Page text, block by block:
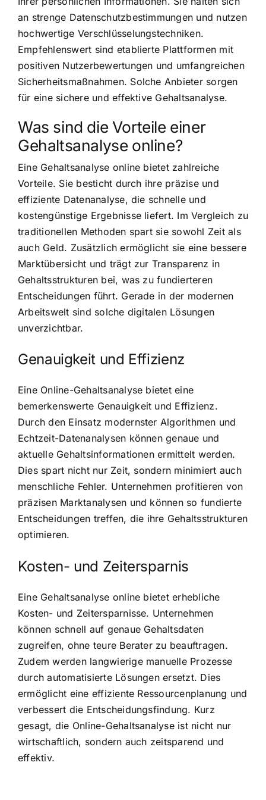
an strenge Datenschutzbestimmungen und nutzen
hochwertige Verschlüsselungstechniken.
Empfehlenswert sind etablierte Plattformen mit
positiven Nutzerbewertungen und umfangreichen
Sicherheitsmaßnahmen. Solche Anbieter sorgen
für eine sichere und effektive Gehaltsanalyse.
Was sind die Vorteile einer
Gehaltsanalyse online?
Eine Gehaltsanalyse online bietet zahlreiche
Vorteile. Sie besticht durch ihre präzise und
effiziente Datenanalyse, die schnelle und
kostengünstige Ergebnisse liefert. Im Vergleich zu
traditionellen Methoden spart sie sowohl Zeit als
auch Geld. Zusätzlich ermöglicht sie eine bessere
Marktübersicht und trägt zur Transparenz in
Gehaltsstrukturen bei, was zu fundierteren
Entscheidungen führt. Gerade in der modernen
Arbeitswelt sind solche digitalen Lösungen
unverzichtbar.
Genauigkeit und Effizienz
Eine Online-Gehaltsanalyse bietet eine
bemerkenswerte Genauigkeit und Effizienz.
Durch den Einsatz modernster Algorithmen und
Echtzeit-Datenanalysen können genaue und
aktuelle Gehaltsinformationen ermittelt werden.
Dies spart nicht nur Zeit, sondern minimiert auch
menschliche Fehler. Unternehmen profitieren von
präzisen Marktanalysen und können so fundierte
Entscheidungen treffen, die ihre Gehaltsstrukturen
optimieren.
Kosten- und Zeitersparnis
Eine Gehaltsanalyse online bietet erhebliche
Kosten- und Zeitersparnisse. Unternehmen
können schnell auf genaue Gehaltsdaten
zugreifen, ohne teure Berater zu beauftragen.
Zudem werden langwierige manuelle Prozesse
durch automatisierte Lösungen ersetzt. Dies
ermöglicht eine effiziente Ressourcenplanung und
verbessert die Entscheidungsfindung. Kurz
gesagt, die Online-Gehaltsanalyse ist nicht nur
wirtschaftlich, sondern auch zeitsparend und
effektiv.